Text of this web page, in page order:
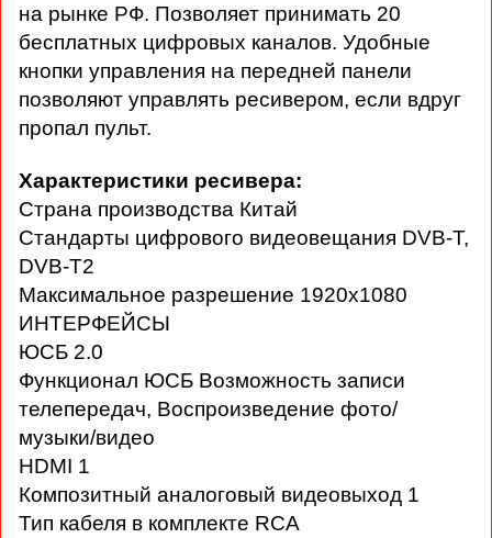
на рынке РФ. Позволяет принимать 20
бесплатных цифровых каналов. Удобные
кнопки управления на передней панели
позволяют управлять ресивером, если вдруг
пропал пульт.
Характеристики ресивера:
Страна производства Китай
Стандарты цифрового видеовещания DVB-T,
DVB-T2
Максимальное разрешение 1920x1080
ИНТЕРФЕЙСЫ
ЮСБ 2.0
Функционал ЮСБ Возможность записи
телепередач, Воспроизведение фото/
музыки/видео
HDMI 1
Композитный аналоговый видеовыход 1
Тип кабеля в комплекте RCA